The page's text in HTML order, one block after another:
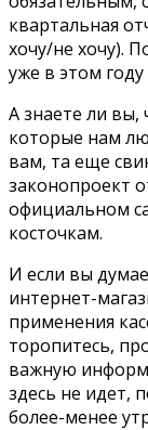
квартальная
хочу/не хочу).
уже в этом
А знаете ли вы,
которые нам
вам, та еще
законопроект
официальном
косточкам.
И если вы
интернет-
применения
торопитесь,
важную
здесь не идет,
более-менее